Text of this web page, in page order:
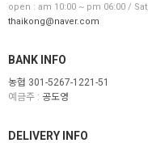
open : am 10:00 ~ pm 06:00 /
thaikong@naver.com
BANK INFO
농협 301-5267-1221-51
예금주 : 공도영
DELIVERY INFO